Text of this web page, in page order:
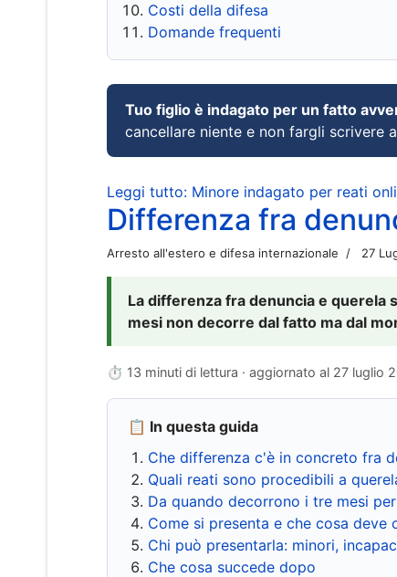
Costi della difesa
Domande frequenti
Tuo figlio è indagato per un fatto
cancellare niente e non fargli scrivere
Leggi tutto: Minore indagato per reati
Differenza fra
Arresto all'estero e difesa internazionale 27
La differenza fra denuncia e querela
mesi non decorre dal fatto ma dal
⏱ 13 minuti di lettura · aggiornato al 27 luglio
📋 In questa guida
Che differenza c'è in concreto fra
Quali reati sono procedibili a
Da quando decorrono i tre mesi
Come si presenta e che cosa deve
Chi può presentarla: minori,
Che cosa succede dopo